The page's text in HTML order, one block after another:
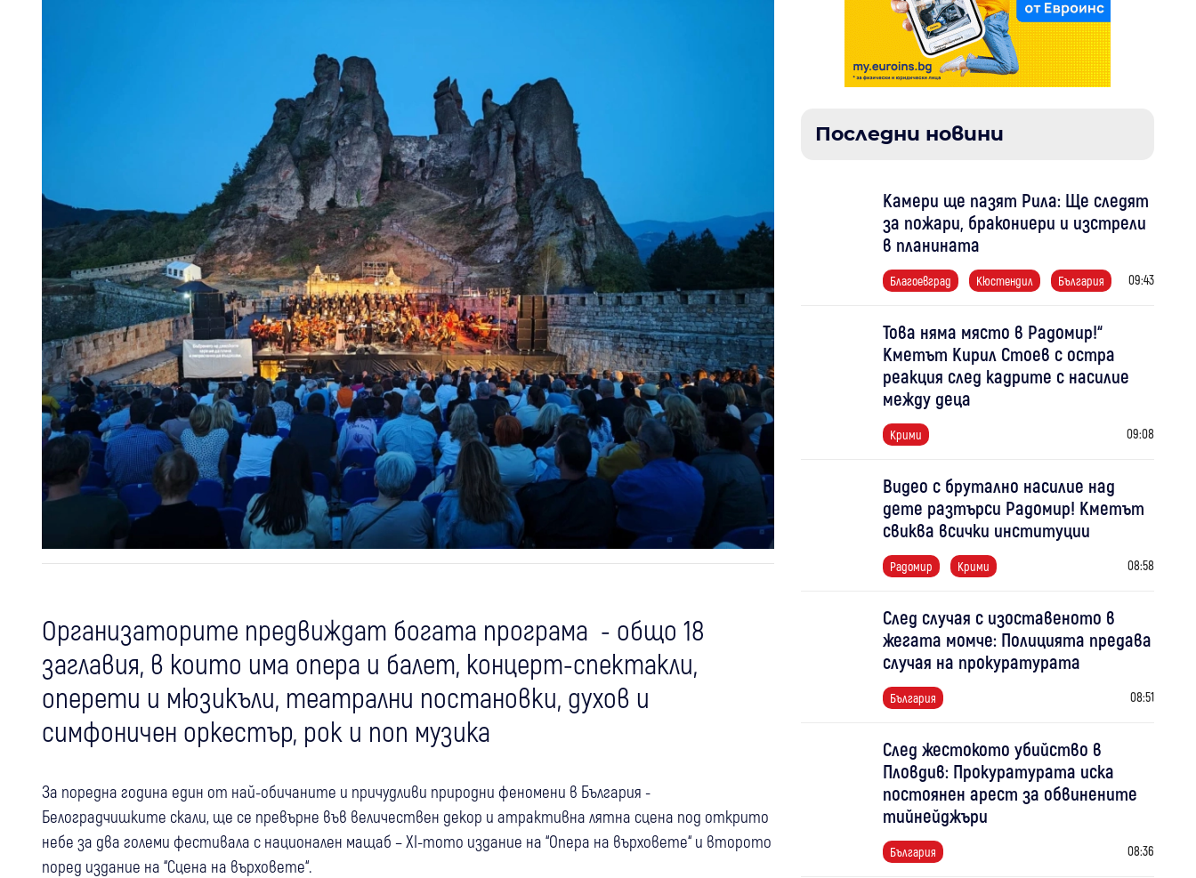
Организаторите предвиждат богата програма - общо 18
заглавия, в които има опера и балет, концерт-спектакли,
оперети и мюзикъли, театрални постановки, духов и
симфоничен оркестър, рок и поп музика
За поредна година един от най-обичаните и причудливи природни феномени в България -
Белоградчишките скали, ще се превърне във величествен декор и атрактивна лятна сцена под открито
небе за два големи фестивала с национален мащаб – XI-тото издание на “Опера на върховете“ и второто
поред издание на “Сцена на върховете“.
Последни новини
Камери ще пазят Рила: Ще следят
за пожари, бракониери и изстрели
в планината
Благоевград Кюстендил България 09:43
Това няма място в Радомир!“
Кметът Кирил Стоев с остра
реакция след кадрите с насилие
между деца
Крими 09:08
Видео с брутално насилие над
дете разтърси Радомир! Кметът
свиква всички институции
Радомир Крими 08:58
След случая с изоставеното в
жегата момче: Полицията предава
случая на прокуратурата
България 08:51
След жестокото убийство в
Пловдив: Прокуратурата иска
постоянен арест за обвинените
тийнейджъри
България 08:36